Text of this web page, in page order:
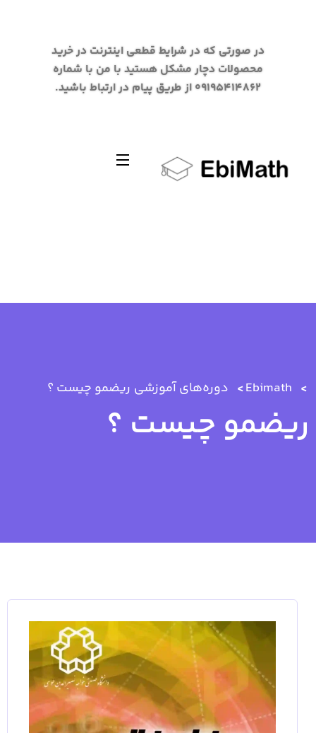
در صورتی که در شرایط قطعی اینترنت در خرید
محصولات دچار مشکل هستید با من با شماره
09195414862 از طریق پیام در ارتباط باشید.
Ebimath دوره‌های آموزشی ریضمو چیست ؟
ریضمو چیست ؟